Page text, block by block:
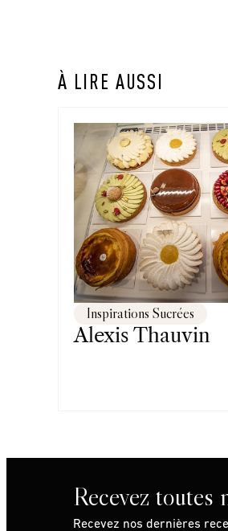
À LIRE AUSSI
Inspirations Sucrées
Alexis Thauvin
Recevez toutes
Recevez nos dernières